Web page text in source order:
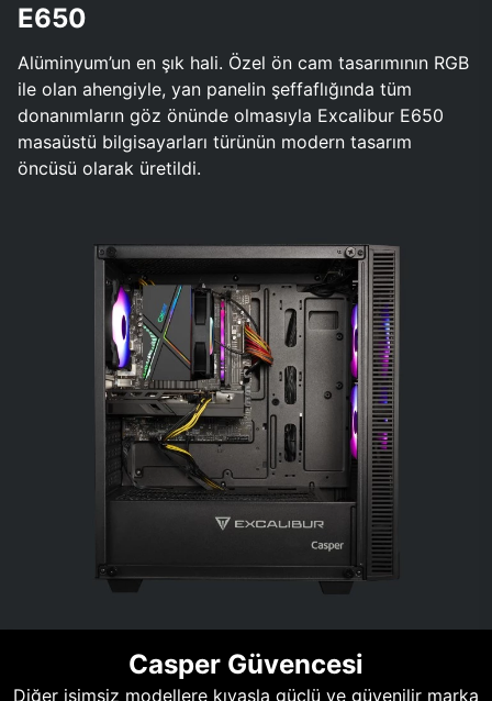
E650
Alüminyum’un en şık hali. Özel ön cam tasarımının RGB
ile olan ahengiyle, yan panelin şeffaflığında tüm
donanımların göz önünde olmasıyla Excalibur E650
masaüstü bilgisayarları türünün modern tasarım
öncüsü olarak üretildi.
Casper Güvencesi
Diğer isimsiz modellere kıyasla güçlü ve güvenilir marka